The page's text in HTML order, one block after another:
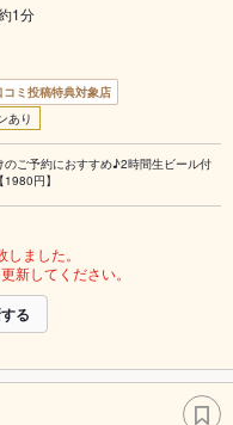
1分
コミ投稿特典対象店
あり
のご予約におすすめ♪2時間生ビール付
円】
ました。
新してください。
る